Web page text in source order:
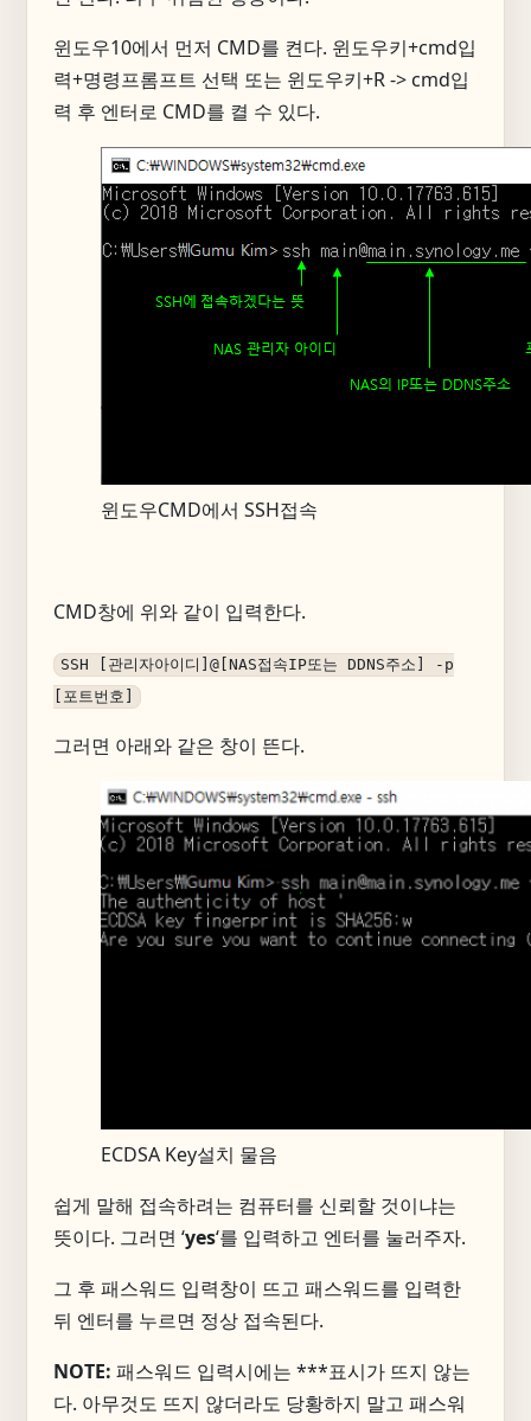
윈도우10에서 먼저 CMD를 켠다. 윈도우키+cmd입
력+명령프롬프트 선택 또는 윈도우키+R -> cmd입
력 후 엔터로 CMD를 켤 수 있다.
윈도우CMD에서 SSH접속
CMD창에 위와 같이 입력한다.
SSH [관리자아이디]@[NAS접속IP또는 DDNS주소] -p
[포트번호]
그러면 아래와 같은 창이 뜬다.
ECDSA Key설치 물음
쉽게 말해 접속하려는 컴퓨터를 신뢰할 것이냐는
뜻이다. 그러면 ‘yes‘를 입력하고 엔터를 눌러주자.
그 후 패스워드 입력창이 뜨고 패스워드를 입력한
뒤 엔터를 누르면 정상 접속된다.
NOTE: 패스워드 입력시에는 ***표시가 뜨지 않는
다. 아무것도 뜨지 않더라도 당황하지 말고 패스워